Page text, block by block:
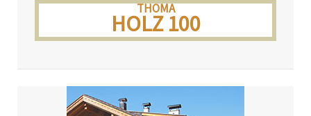
THOMA
HOLZ 100